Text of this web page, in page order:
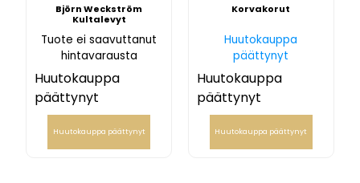
Björn Weckström
Kultalevyt
Tuote ei saavuttanut
hintavarausta
Huutokauppa
päättynyt
Huutokauppa päättynyt
Korvakorut
Huutokauppa
päättynyt
Huutokauppa
päättynyt
Huutokauppa päättynyt